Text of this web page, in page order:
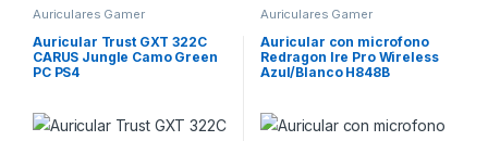
Auriculares Gamer
Auricular Trust GXT 322C
CARUS Jungle Camo Green
PC PS4
Auriculares Gamer
Auricular con microfono
Redragon Ire Pro Wireless
Azul/Blanco H848B